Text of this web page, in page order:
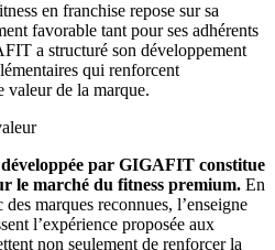
en franchise repose sur sa
favorable tant pour ses adhérents
a structuré son développement
qui renforcent
valeur de la marque.
par GIGAFIT constitue
le marché du fitness premium. En
marques reconnues, l’enseigne
l’expérience proposée aux
non seulement de renforcer la